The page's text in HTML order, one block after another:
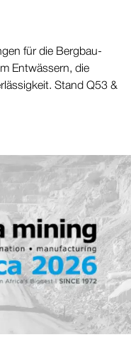
für die Berg­bau­
Entwässern, die
Stand Q53 &